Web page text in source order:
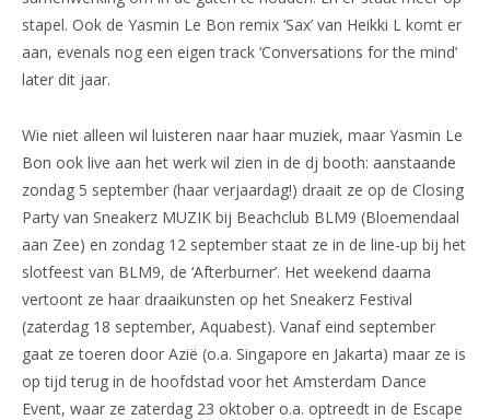
stapel. Ook de Yasmin Le Bon remix ‘Sax’ van Heikki L komt er
aan, evenals nog een eigen track ‘Conversations for the mind’
later dit jaar.
Wie niet alleen wil luisteren naar haar muziek, maar Yasmin Le
Bon ook live aan het werk wil zien in de dj booth: aanstaande
zondag 5 september (haar verjaardag!) draait ze op de Closing
Party van Sneakerz MUZIK bij Beachclub BLM9 (Bloemendaal
aan Zee) en zondag 12 september staat ze in de line-up bij het
slotfeest van BLM9, de ‘Afterburner’. Het weekend daarna
vertoont ze haar draaikunsten op het Sneakerz Festival
(zaterdag 18 september, Aquabest). Vanaf eind september
gaat ze toeren door Azië (o.a. Singapore en Jakarta) maar ze is
op tijd terug in de hoofdstad voor het Amsterdam Dance
Event, waar ze zaterdag 23 oktober o.a. optreedt in de Escape